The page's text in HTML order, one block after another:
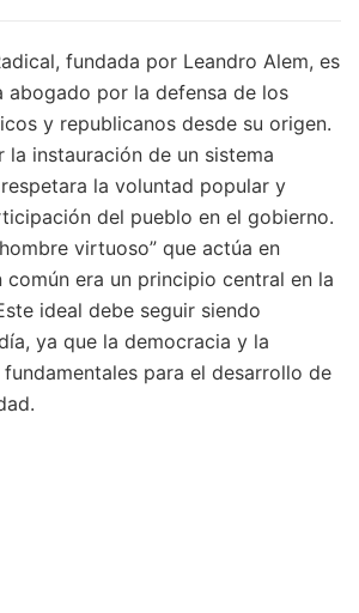
fundada por Leandro Alem, es
abogado por la defensa de los
y republicanos desde su origen.
la instauración de un sistema
la voluntad popular y
del pueblo en el gobierno.
virtuoso” que actúa en
era un principio central en la
ideal debe seguir siendo
ya que la democracia y la
para el desarrollo de